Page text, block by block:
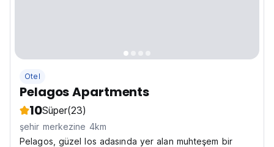
Otel
Pelagos Apartments
10Süper(23)
şehir merkezine 4km
Pelagos, güzel Ios adasında yer alan muhteşem bir